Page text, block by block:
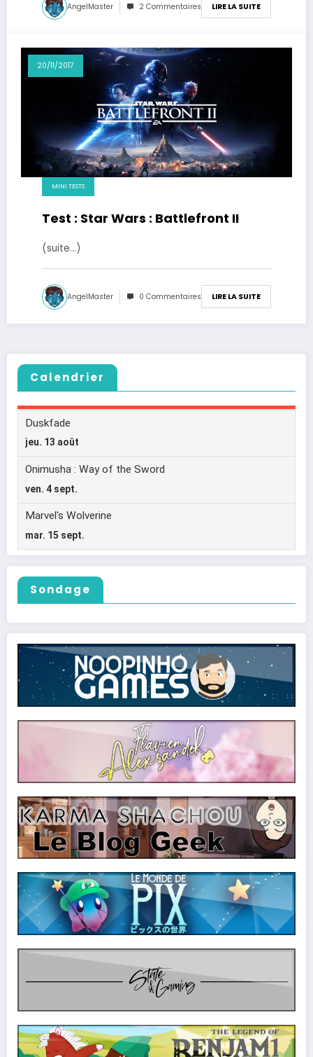
AngelMaster 2 Commentaires LIRE LA SUITE
20/11/2017
MINI TESTS
Test : Star Wars : Battlefront II
(suite…)
AngelMaster 0 Commentaires LIRE LA SUITE
Calendrier
Sondage